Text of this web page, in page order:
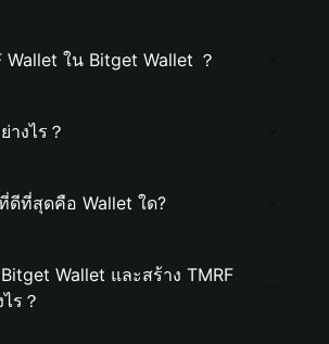
Wallet ใน Bitget Wallet ？
างไร？
ดีที่สุดคือ Wallet ใด?
Wallet และสร้าง TMRF
ร？